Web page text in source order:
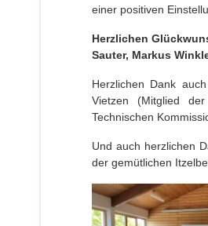
einer positiven
Herzlichen
Sauter, Markus
Herzlichen Dank
Vietzen (Mitglied
Technischen
Und auch herzlichen
der gemütlichen